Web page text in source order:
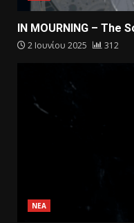
IN MOURNING – The
2 Ιουνίου 2025 312
ΝΕΑ